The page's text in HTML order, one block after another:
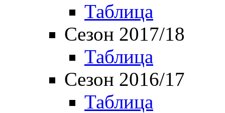
Таблица
Сезон 2017/18
Таблица
Сезон 2016/17
Таблица